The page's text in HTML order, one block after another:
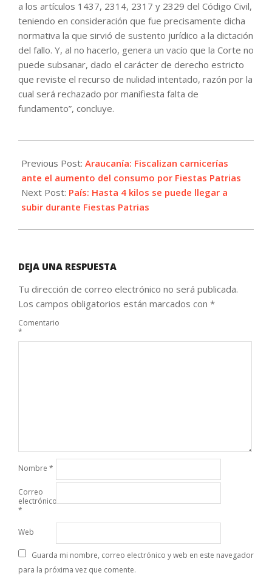
a los artículos 1437, 2314, 2317 y 2329 del Código Civil,
teniendo en consideración que fue precisamente dicha
normativa la que sirvió de sustento jurídico a la dictación
del fallo. Y, al no hacerlo, genera un vacío que la Corte no
puede subsanar, dado el carácter de derecho estricto
que reviste el recurso de nulidad intentado, razón por la
cual será rechazado por manifiesta falta de
fundamento”, concluye.
09-
11
Previous Post: Araucanía: Fiscalizan carnicerías
ante el aumento del consumo por Fiestas Patrias
Next Post: País: Hasta 4 kilos se puede llegar a
subir durante Fiestas Patrias
DEJA UNA RESPUESTA
Tu dirección de correo electrónico no será publicada.
Los campos obligatorios están marcados con *
Comentario
*
Nombre *
Correo
electrónico
*
Web
Guarda mi nombre, correo electrónico y web en este navegador
para la próxima vez que comente.